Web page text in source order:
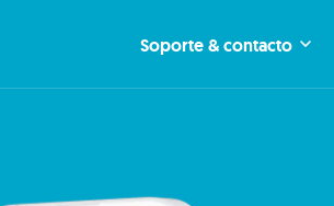
Soporte & contacto